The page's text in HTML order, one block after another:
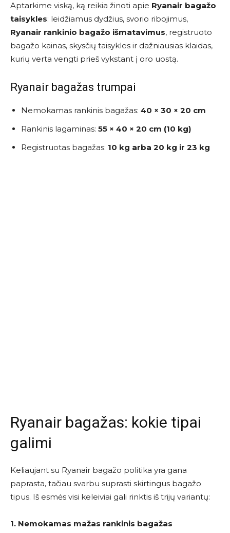
Aptarkime viską, ką reikia žinoti apie Ryanair bagažo
taisykles: leidžiamus dydžius, svorio ribojimus,
Ryanair rankinio bagažo išmatavimus, registruoto
bagažo kainas, skysčių taisykles ir dažniausias klaidas,
kurių verta vengti prieš vykstant į oro uostą.
Ryanair bagažas trumpai
Nemokamas rankinis bagažas: 40 × 30 × 20 cm
Rankinis lagaminas: 55 × 40 × 20 cm (10 kg)
Registruotas bagažas: 10 kg arba 20 kg ir 23 kg
Ryanair bagažas: kokie tipai
galimi
Keliaujant su Ryanair bagažo politika yra gana
paprasta, tačiau svarbu suprasti skirtingus bagažo
tipus. Iš esmės visi keleiviai gali rinktis iš trijų variantų:
1. Nemokamas mažas rankinis bagažas